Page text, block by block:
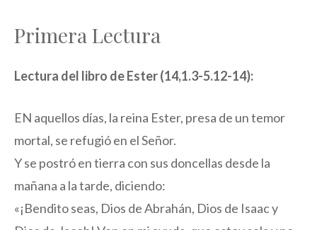
Primera Lectura
Lectura del libro de Ester (14,1.3-5.12-14):
EN aquellos días, la reina Ester, presa de un temor
mortal, se refugió en el Señor.
Y se postró en tierra con sus doncellas desde la
mañana a la tarde, diciendo:
«¡Bendito seas, Dios de Abrahán, Dios de Isaac y